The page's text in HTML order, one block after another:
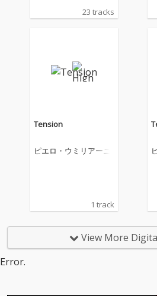
23 tracks
Tension
ピエロ・ウミリアーニ
1 track
View More
Error.